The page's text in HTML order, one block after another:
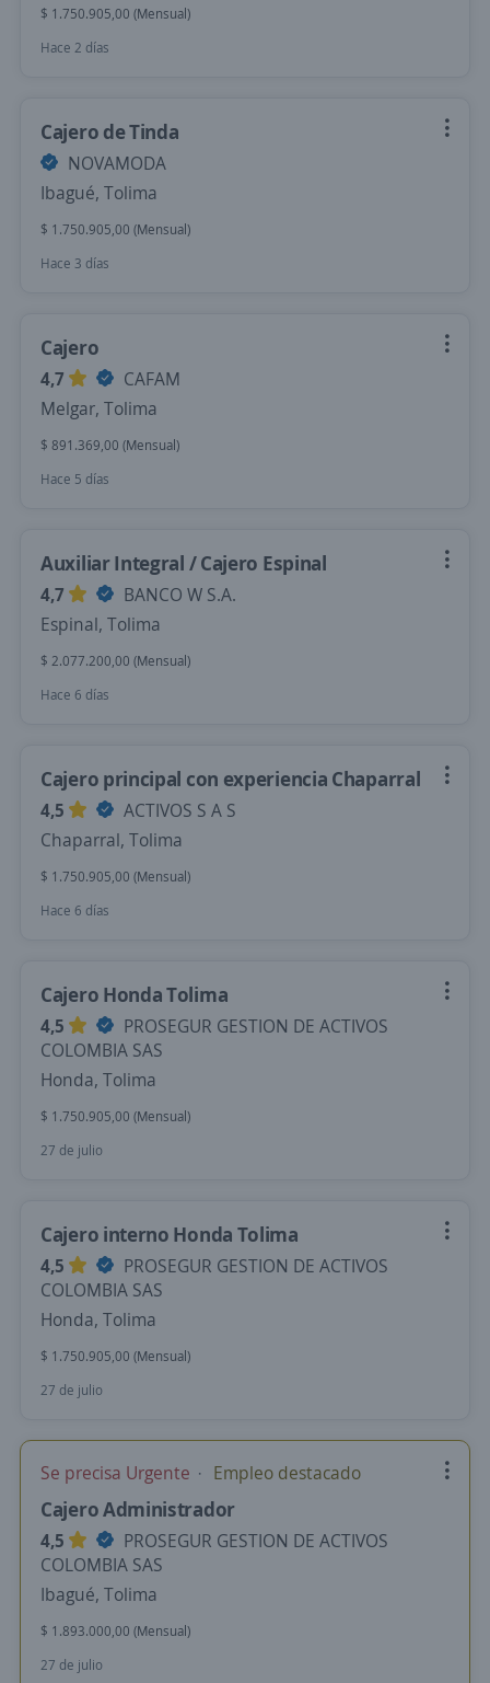
$ 1.750.905,00 (Mensual)
Hace 2 días
Cajero de Tinda
NOVAMODA
Ibagué, Tolima
$ 1.750.905,00 (Mensual)
Hace 3 días
Cajero
4,7
CAFAM
Melgar, Tolima
$ 891.369,00 (Mensual)
Hace 5 días
Auxiliar Integral / Cajero Espinal
4,7
BANCO W S.A.
Espinal, Tolima
$ 2.077.200,00 (Mensual)
Hace 6 días
Cajero principal con experiencia Chaparral
4,5
ACTIVOS S A S
Chaparral, Tolima
$ 1.750.905,00 (Mensual)
Hace 6 días
Cajero Honda Tolima
4,5
PROSEGUR GESTION DE ACTIVOS
COLOMBIA SAS
Honda, Tolima
$ 1.750.905,00 (Mensual)
27 de julio
Cajero interno Honda Tolima
4,5
PROSEGUR GESTION DE ACTIVOS
COLOMBIA SAS
Honda, Tolima
$ 1.750.905,00 (Mensual)
27 de julio
Se precisa Urgente Empleo destacado
Cajero Administrador
4,5
PROSEGUR GESTION DE ACTIVOS
COLOMBIA SAS
Ibagué, Tolima
$ 1.893.000,00 (Mensual)
27 de julio